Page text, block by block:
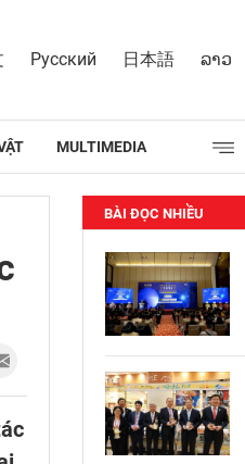
Русский 日本語 ລາວ
MULTIMEDIA
BÀI ĐỌC NHIỀU